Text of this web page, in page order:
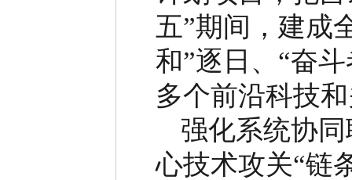
五”期间，建成
和”逐日、 “奋斗
多个前沿科技
强化系统协
心技术攻关“链